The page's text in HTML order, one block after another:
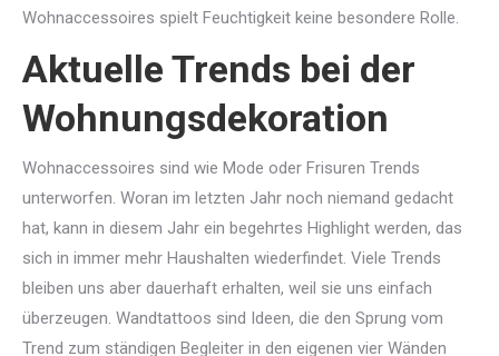
Wohnaccessoires spielt Feuchtigkeit keine besondere Rolle.
Aktuelle Trends bei der
Wohnungsdekoration
Wohnaccessoires sind wie Mode oder Frisuren Trends
unterworfen. Woran im letzten Jahr noch niemand gedacht
hat, kann in diesem Jahr ein begehrtes Highlight werden, das
sich in immer mehr Haushalten wiederfindet. Viele Trends
bleiben uns aber dauerhaft erhalten, weil sie uns einfach
überzeugen. Wandtattoos sind Ideen, die den Sprung vom
Trend zum ständigen Begleiter in den eigenen vier Wänden